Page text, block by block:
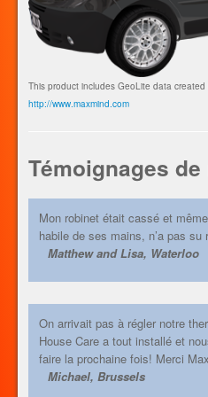
This product includes GeoLite data
http://www.maxmind.com
Témoignages
Mon robinet était cassé et
habile de ses mains, n’a pas su
Matthew and Lisa, Waterloo
On arrivait pas à régler notre
House Care a tout installé et
faire la prochaine fois! Merci
Michael, Brussels